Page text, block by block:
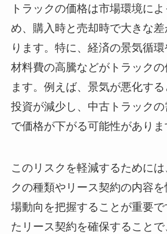
トラックの価格は市場環境に
め、購入時と売却時で大きな
ります。特に、経済の景気循
材料費の高騰などがトラックの
ます。例えば、景気が悪化す
投資が減少し、中古トラック
で価格が下がる可能性がありま
このリスクを軽減するために
クの種類やリース契約の内容
場動向を把握することが重要
たリース契約を確保すること